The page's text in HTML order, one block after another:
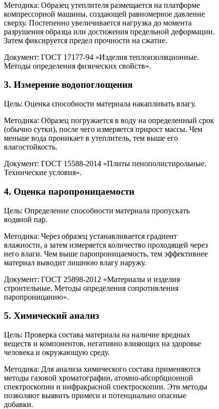
Методика: Образец утеплителя размещается на платформе
компрессорной машины, создающей равномерное давление
сверху. Постепенно увеличивается нагрузка до момента
разрушения образца или достижения предельной деформации.
Затем фиксируется предел прочности на сжатие.
Документ: ГОСТ 17177-94 «Изделия теплоизоляционные.
Методы определения физических свойств».
3. Измерение водопоглощения
Цель: Оценка способности материала накапливать влагу.
Методика: Образец погружается в воду на определенный срок
(обычно сутки), после чего измеряется прирост массы. Чем
меньше вода проникает в утеплитель, тем выше его
влагостойкость.
Документ: ГОСТ 15588-2014 «Плиты пенополистирольные.
Технические условия».
4. Оценка паропроницаемости
Цель: Определение способности материала пропускать
водяной пар.
Методика: Через образец устанавливается градиент
влажности, а затем измеряется количество проходящей через
него влаги. Чем выше паропроницаемость, тем эффективнее
материал выводит лишнюю влагу наружу.
Документ: ГОСТ 25898-2012 «Материалы и изделия
строительные. Методы определения сопротивления
паропроницанию».
5. Химический анализ
Цель: Проверка состава материала на наличие вредных
веществ и компонентов, негативно влияющих на здоровье
человека и окружающую среду.
Методика: Для анализа химического состава применяются
методы газовой хроматографии, атомно-абсорбционной
спектроскопии и инфракрасной спектроскопии. Эти методы
позволяют выявить примеси и потенциально опасные
добавки.